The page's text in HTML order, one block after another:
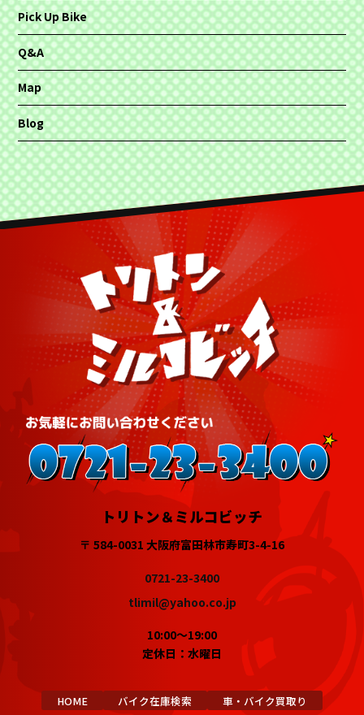
Pick Up Bike
Q&A
Map
Blog
トリトン＆ミルコビッチ
〒 584-0031 大阪府富田林市寿町3-4-16
0721-23-3400
tlimil@yahoo.co.jp
10:00～19:00
定休日：水曜日
HOME バイク在庫検索 車・バイク買取り